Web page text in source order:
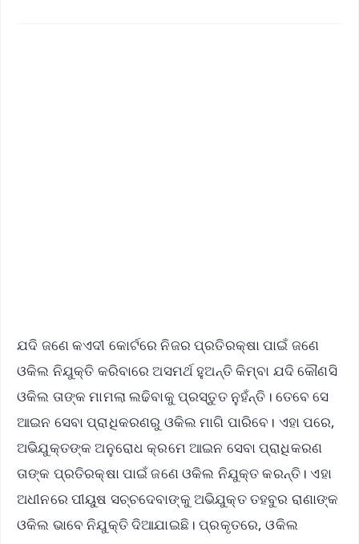
ଯଦି ଜଣେ କଏଦୀ କୋର୍ଟରେ ନିଜର ପ୍ରତିରକ୍ଷା ପାଇଁ ଜଣେ
ଓକିଲ ନିଯୁକ୍ତି କରିବାରେ ଅସମର୍ଥ ହୁଅନ୍ତି କିମ୍ବା ଯଦି କୌଣସି
ଓକିଲ ତାଙ୍କ ମାମଲା ଲଢିବାକୁ ପ୍ରସ୍ତୁତ ନୁହଁନ୍ତି। ତେବେ ସେ
ଆଇନ ସେବା ପ୍ରାଧିକରଣରୁ ଓକିଲ ମାଗି ପାରିବେ। ଏହା ପରେ,
ଅଭିଯୁକ୍ତଙ୍କ ଅନୁରୋଧ କ୍ରମେ ଆଇନ ସେବା ପ୍ରାଧିକରଣ
ତାଙ୍କ ପ୍ରତିରକ୍ଷା ପାଇଁ ଜଣେ ଓକିଲ ନିଯୁକ୍ତ କରନ୍ତି। ଏହା
ଅଧୀନରେ ପୀୟୁଷ ସଚ୍ଚଦେବାଙ୍କୁ ଅଭିଯୁକ୍ତ ତହବୁର ରାଣାଙ୍କ
ଓକିଲ ଭାବେ ନିଯୁକ୍ତି ଦିଆଯାଇଛି। ପ୍ରକୃତରେ, ଓକିଲ